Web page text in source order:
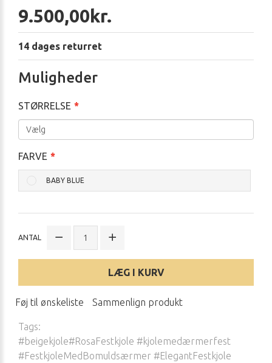
9.500,00kr.
14 dages returret
Muligheder
STØRRELSE
FARVE
BABY BLUE
ANTAL
LÆG I KURV
Føj til ønskeliste Sammenlign produkt
Tags:
#beigekjole#RosaFestkjole #kjolemedærmerfest
#FestkjoleMedBomuldsærmer #ElegantFestkjole